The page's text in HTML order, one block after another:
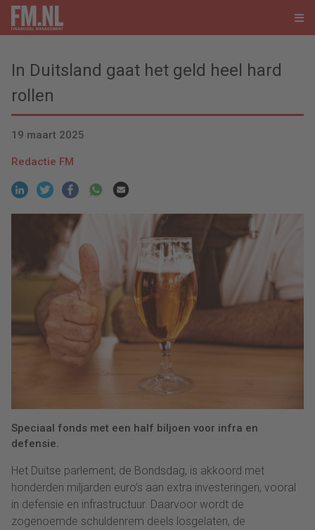
In Duitsland gaat het geld heel hard
rollen
19 maart 2025
Redactie FM
Speciaal fonds met een half biljoen voor infra en
defensie.
Het Duitse parlement, de Bondsdag, is akkoord met
honderden miljarden euro’s aan extra investeringen, vooral
in defensie en infrastructuur. Daarvoor wordt de
zogenoemde schuldenrem deels losgelaten, de